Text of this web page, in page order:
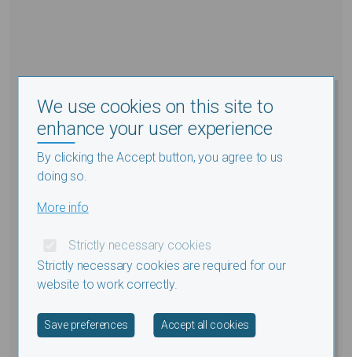
We use cookies on this site to
enhance your user experience
By clicking the Accept button, you agree to us
doing so.
More info
Strictly necessary cookies
Strictly necessary cookies are required for our
website to work correctly.
Save preferences Accept all cookies